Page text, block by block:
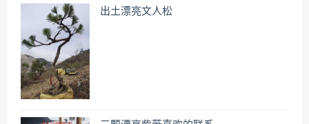
出土漂亮文人松